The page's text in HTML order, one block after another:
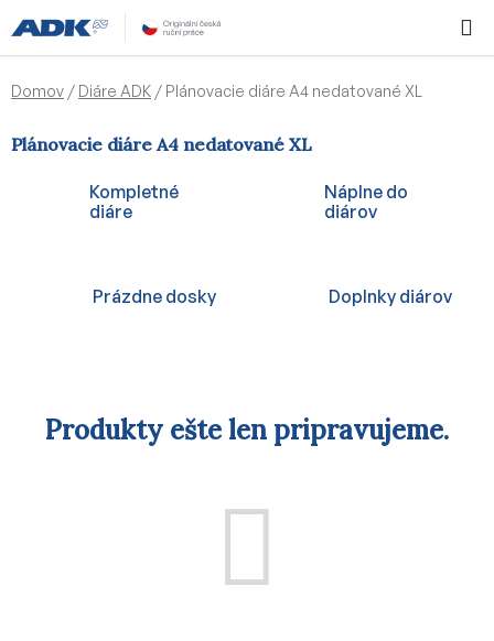
na
obsah
KOŠÍK
Domov / Diáre ADK / Plánovacie diáre A4 nedatované XL
Plánovacie diáre A4 nedatované XL
Kompletné
diáre
Náplne do
diárov
Prázdne dosky Doplnky diárov
Produkty ešte len pripravujeme.